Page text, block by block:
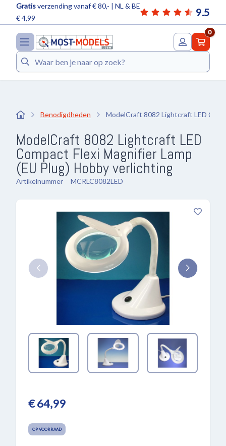
9.5
Gratisverzending vanaf € 80,- | NL & BE
€ 4,99
0
Zoeken
Benodigdheden ModelCraft 8082 Lightcraft LED
ModelCraft 8082 Lightcraft LED
Compact Flexi Magnifier Lamp
(EU Plug) Hobby verlichting
Artikelnummer MCRLC8082LED
€ 64,99
OP VOORRAAD